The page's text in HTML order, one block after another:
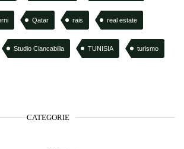
Qatar rais real estate
Studio Ciancabilla TUNISIA turismo
CATEGORIE